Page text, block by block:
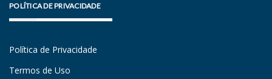
POLÍTICA DE PRIVACIDADE
Política de Privacidade
Termos de Uso